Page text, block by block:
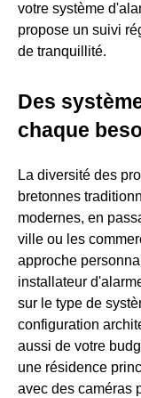
votre système
propose un suivi
de tranquillité.
Des
chaque
La diversité des
bretonnes
modernes, en
ville ou les
approche
installateur
sur le type de
configuration
aussi de votre
une résidence
avec des caméras